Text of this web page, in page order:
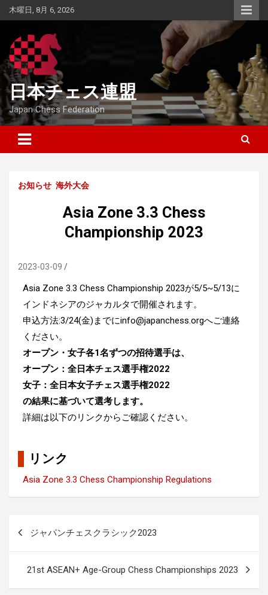
Skip
to
木曜日, 8月 6, 2026
日本チェス連盟
Japan Chess Federation
お知らせ 海外大会
Asia Zone 3.3 Chess
Championship 2023
2023-03-09
Asia Zone 3.3 Chess Championship 2023が5/5~5/13に
インドネシアのジャカルタで開催されます。
申込方法:3/24(金)までにinfo@japanchess.orgへご連絡
ください。
オープン・女子各1名ずつの招待選手は、
オープン：全日本チェス選手権2022
女子：全日本女子チェス選手権2022
の結果に基づいて選考します。
詳細は以下のリンクからご確認ください。
リンク
Asia Zone 3.3 Chess Championship Regulations
ジャパンチェスクラシック2023
21st ASEAN+ Age-Group Chess Championships 2023